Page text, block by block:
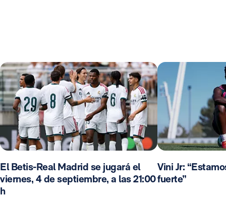
El Betis-Real Madrid se jugará el
viernes, 4 de septiembre, a las 21:00
h
Vini Jr:
fuerte”